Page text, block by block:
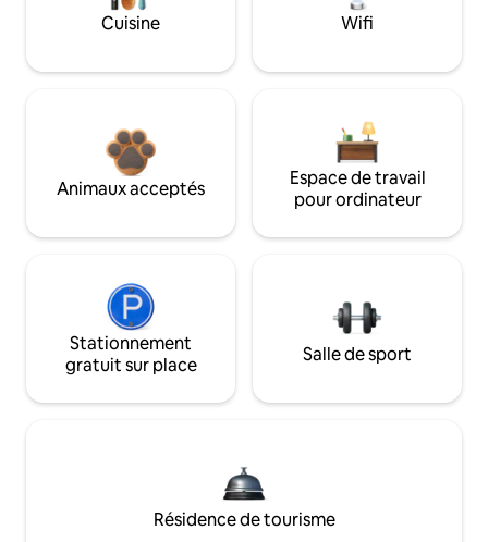
Cuisine Wifi
Animaux acceptés
Espace de travail
pour ordinateur
Stationnement
gratuit sur place
Salle de sport
Résidence de tourisme